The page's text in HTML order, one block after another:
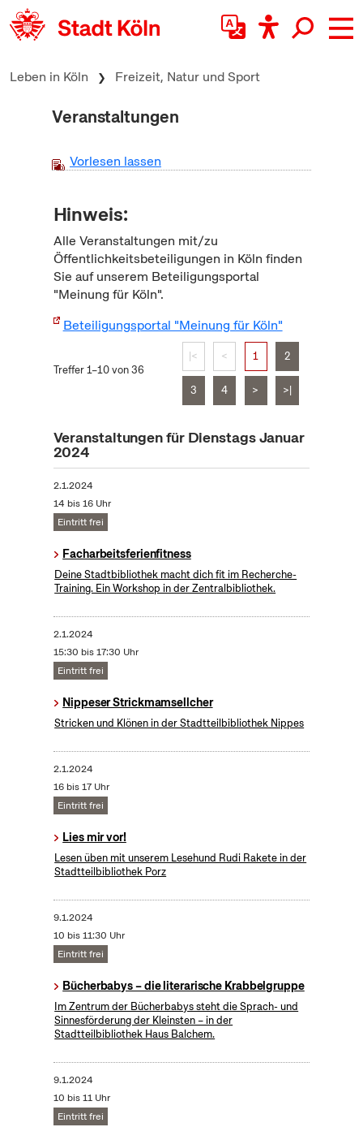
zum Inhalt springen
Leben in Köln Freizeit, Natur und Sport
Veranstaltungen
Vorlesen lassen
Hinweis:
Alle Veranstaltungen mit/zu
Öffentlichkeitsbeteiligungen in Köln finden
Sie auf unserem Beteiligungsportal
"Meinung für Köln".
Beteiligungsportal "Meinung für Köln"
Treffer 1–10 von 36
|< < 1 2
3 4 > >|
Veranstaltungen für Dienstags Januar
2024
2.1.2024
14 bis 16 Uhr
Eintritt frei
Facharbeitsferienfitness
Deine Stadtbibliothek macht dich fit im Recherche-
Training. Ein Workshop in der Zentralbibliothek.
2.1.2024
15:30 bis 17:30 Uhr
Eintritt frei
Nippeser Strickmamsellcher
Stricken und Klönen in der Stadtteilbibliothek Nippes
2.1.2024
16 bis 17 Uhr
Eintritt frei
Lies mir vor!
Lesen üben mit unserem Lesehund Rudi Rakete in der
Stadtteilbibliothek Porz
9.1.2024
10 bis 11:30 Uhr
Eintritt frei
Bücherbabys – die literarische Krabbelgruppe
Im Zentrum der Bücherbabys steht die Sprach- und
Sinnesförderung der Kleinsten – in der
Stadtteilbibliothek Haus Balchem.
9.1.2024
10 bis 11 Uhr
Eintritt frei